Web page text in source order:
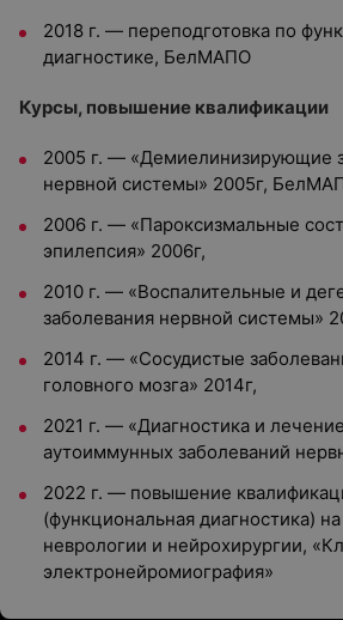
2018 г. — переподготовка по
диагностике, БелМАПО
Курсы, повышение квалификации
2005 г. — «Демиелинизирующие
нервной системы» 2005г,
2006 г. — «Пароксизмальные
эпилепсия» 2006г,
2010 г. — «Воспалительные и
заболевания нервной системы»
2014 г. — «Сосудистые
головного мозга» 2014г,
2021 г. — «Диагностика и
аутоиммунных заболеваний
2022 г. — повышение
(функциональная диагностика)
неврологии и нейрохирургии,
электронейромиография»